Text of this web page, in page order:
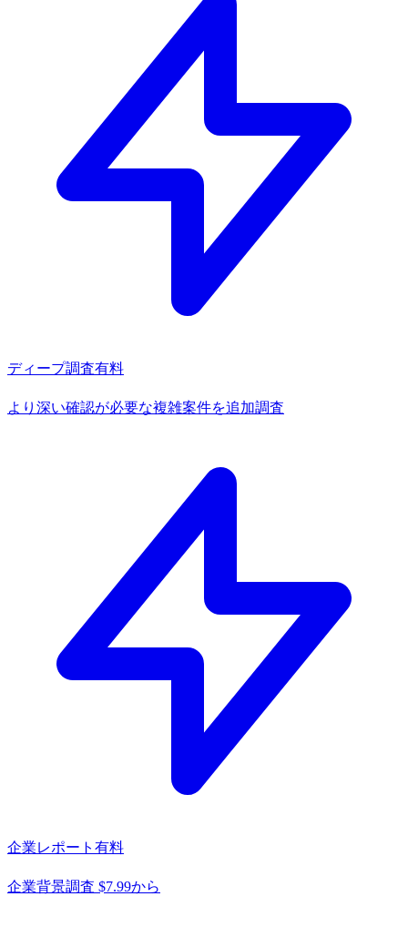
ディープ調査有料
より深い確認が必要な複雑案件を追加調査
企業レポート 有料
企業背景調査 $7.99から